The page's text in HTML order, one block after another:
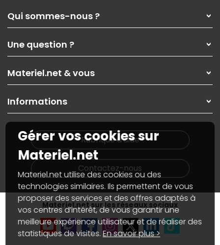
Qui sommes-nous ?
Nos services
Les magasins Materiel.net
Nos solutions pour les pros
Contactez-nous
Une question ?
Paiement, livraison
Garanties,Pack Zen
SAV, demander un retour
Informations
Materiel.net & vous
On rachète votre carte graphique
PC sur mesure : Votre RDV personnalisé
Notre démarche écologique
Materiel.net recrute
Notre programme d'affiliation
Partenariat & Sponsoring
Informations
Plan du site
Nos marques
Conditions générales de vente
Marketplace
Informations légales
Données personnelles etcookies
Gérer vos cookies
Accessibilité : non conforme
Rubrique d'aide
Contactez-nous
Materiel.net sur les réseaux sociaux
Gérer vos cookies sur
Materiel.net
Materiel.net utilise des cookies ou des
technologies similaires. Ils permettent de vous
proposer des services et des offres adaptés à
vos centres d’intérêt, de vous garantir une
meilleure expérience utilisateur et de réaliser des
statistiques de visites.En savoir plus >